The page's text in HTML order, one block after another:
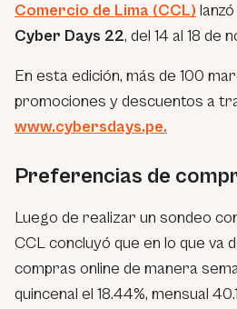
Comercio de Lima (CCL)
Cyber Days 22, del 14 al 18 de
En esta edición, más de 100
promociones y descuentos a
www.cybersdays.pe.
Preferencias de
Luego de realizar un sondeo
CCL concluyó que en lo que va
compras online de manera
quincenal el 18.44%, mensual